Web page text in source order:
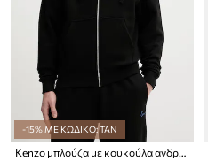
-15% ΜΕ ΚΩΔΙΚΟ: TAN
Kenzo μπλούζα με κουκούλα ανδρική βαμβακερή